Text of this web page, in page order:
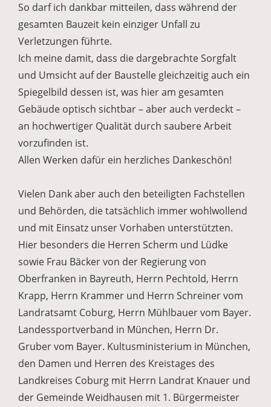
So darf ich dankbar mitteilen, dass während der
gesamten Bauzeit kein einziger Unfall zu
Verletzungen führte.
Ich meine damit, dass die dargebrachte Sorgfalt
und Umsicht auf der Baustelle gleichzeitig auch ein
Spiegelbild dessen ist, was hier am gesamten
Gebäude optisch sichtbar – aber auch verdeckt –
an hochwertiger Qualität durch saubere Arbeit
vorzufinden ist.
Allen Werken dafür ein herzliches Dankeschön!
Vielen Dank aber auch den beteiligten Fachstellen
und Behörden, die tatsächlich immer wohlwollend
und mit Einsatz unser Vorhaben unterstützten.
Hier besonders die Herren Scherm und Lüdke
sowie Frau Bäcker von der Regierung von
Oberfranken in Bayreuth, Herrn Pechtold, Herrn
Krapp, Herrn Krammer und Herrn Schreiner vom
Landratsamt Coburg, Herrn Mühlbauer vom Bayer.
Landessportverband in München, Herrn Dr.
Gruber vom Bayer. Kultusministerium in München,
den Damen und Herren des Kreistages des
Landkreises Coburg mit Herrn Landrat Knauer und
der Gemeinde Weidhausen mit 1. Bürgermeister